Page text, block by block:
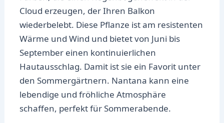
Cloud erzeugen, der Ihren Balkon
wiederbelebt. Diese Pflanze ist am resistenten
Wärme und Wind und bietet von Juni bis
September einen kontinuierlichen
Hautausschlag. Damit ist sie ein Favorit unter
den Sommergärtnern. Nantana kann eine
lebendige und fröhliche Atmosphäre
schaffen, perfekt für Sommerabende.